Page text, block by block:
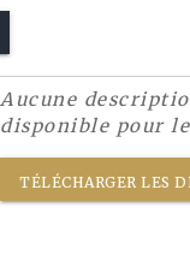
Aucune
disponible pour
TÉLÉCHARGER LES